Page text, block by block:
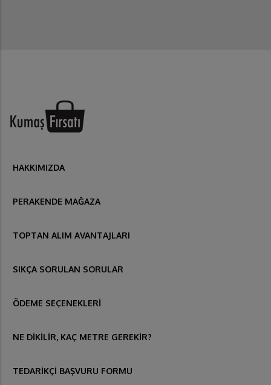
HAKKIMIZDA
PERAKENDE MAĞAZA
TOPTAN ALIM AVANTAJLARI
SIKÇA SORULAN SORULAR
ÖDEME SEÇENEKLERİ
NE DİKİLİR, KAÇ METRE GEREKİR?
TEDARİKÇİ BAŞVURU FORMU